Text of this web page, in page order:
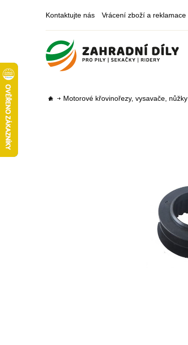
Kontaktujte nás Vrácení zboží a reklamace
Motorové křovinořezy, vysavače, nůžky